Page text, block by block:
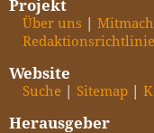
Projekt
Über uns
Website
Suche Sitemap
Herausgeber